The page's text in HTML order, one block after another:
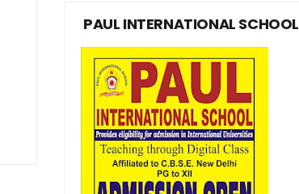
PAUL INTERNATIONAL SCHOOL